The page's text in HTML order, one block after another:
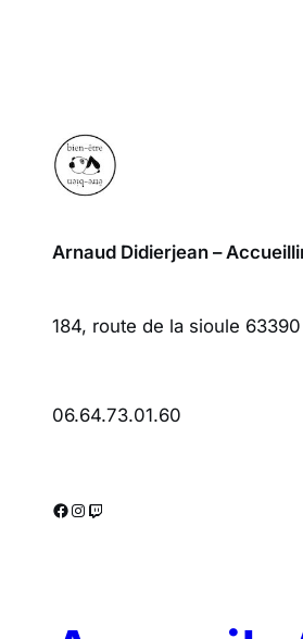
Arnaud Didierjean –
184, route de la sioule
06.64.73.01.60
Facebook Instagram Twitch